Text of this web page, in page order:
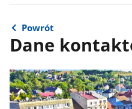
Powrót
Dane